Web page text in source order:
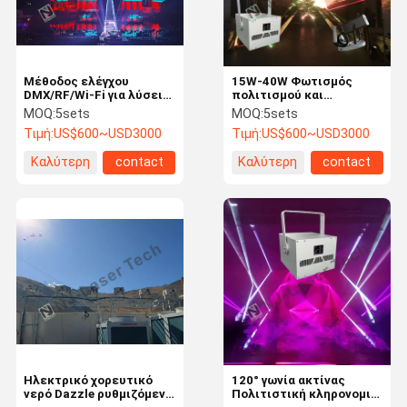
Βίντεο
Σχετικά Με
Εμάς
15W-40W Φωτισμός
πολιτισμού και
τουρισμού Πηγή φωτός
LED με μέθοδο ελέγχου
DMX/RF/Wi-Fi
MOQ:5sets
Τιμή:US$600~USD3000
Καλύτερη
contact
Μέθοδος ελέγχου
DMX/RF/Wi-Fi για λύσεις
φωτισμού κληρονομιάς
και διακοπών
Θερμοκρασία χρώματος
MOQ:5sets
Τιμή:US$600~USD3000
Καλύτερη
contact
120° γωνία ακτίνας
Πολιτιστική κληρονομιά
Ηλεκτρικό χορευτικό
νερό Dazzle ρυθμιζόμενο